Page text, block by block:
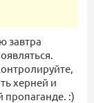
завтра
херней и
пропаганде. :)